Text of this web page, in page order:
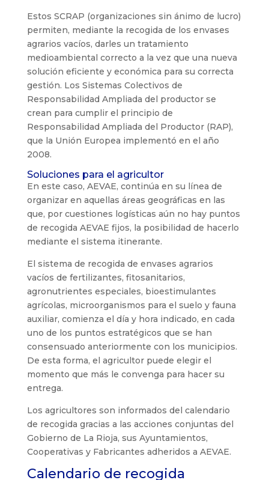
Estos SCRAP (organizaciones sin ánimo de lucro)
permiten, mediante la recogida de los envases
agrarios vacíos, darles un tratamiento
medioambiental correcto a la vez que una nueva
solución eficiente y económica para su correcta
gestión. Los Sistemas Colectivos de
Responsabilidad Ampliada del productor se
crean para cumplir el principio de
Responsabilidad Ampliada del Productor (RAP),
que la Unión Europea implementó en el año
2008.
Soluciones para el agricultor
En este caso, AEVAE, continúa en su línea de
organizar en aquellas áreas geográficas en las
que, por cuestiones logísticas aún no hay puntos
de recogida AEVAE fijos, la posibilidad de hacerlo
mediante el sistema itinerante.
El sistema de recogida de envases agrarios
vacíos de fertilizantes, fitosanitarios,
agronutrientes especiales, bioestimulantes
agrícolas, microorganismos para el suelo y fauna
auxiliar, comienza el día y hora indicado, en cada
uno de los puntos estratégicos que se han
consensuado anteriormente con los municipios.
De esta forma, el agricultor puede elegir el
momento que más le convenga para hacer su
entrega.
Los agricultores son informados del calendario
de recogida gracias a las acciones conjuntas del
Gobierno de La Rioja, sus Ayuntamientos,
Cooperativas y Fabricantes adheridos a AEVAE.
Calendario de recogida